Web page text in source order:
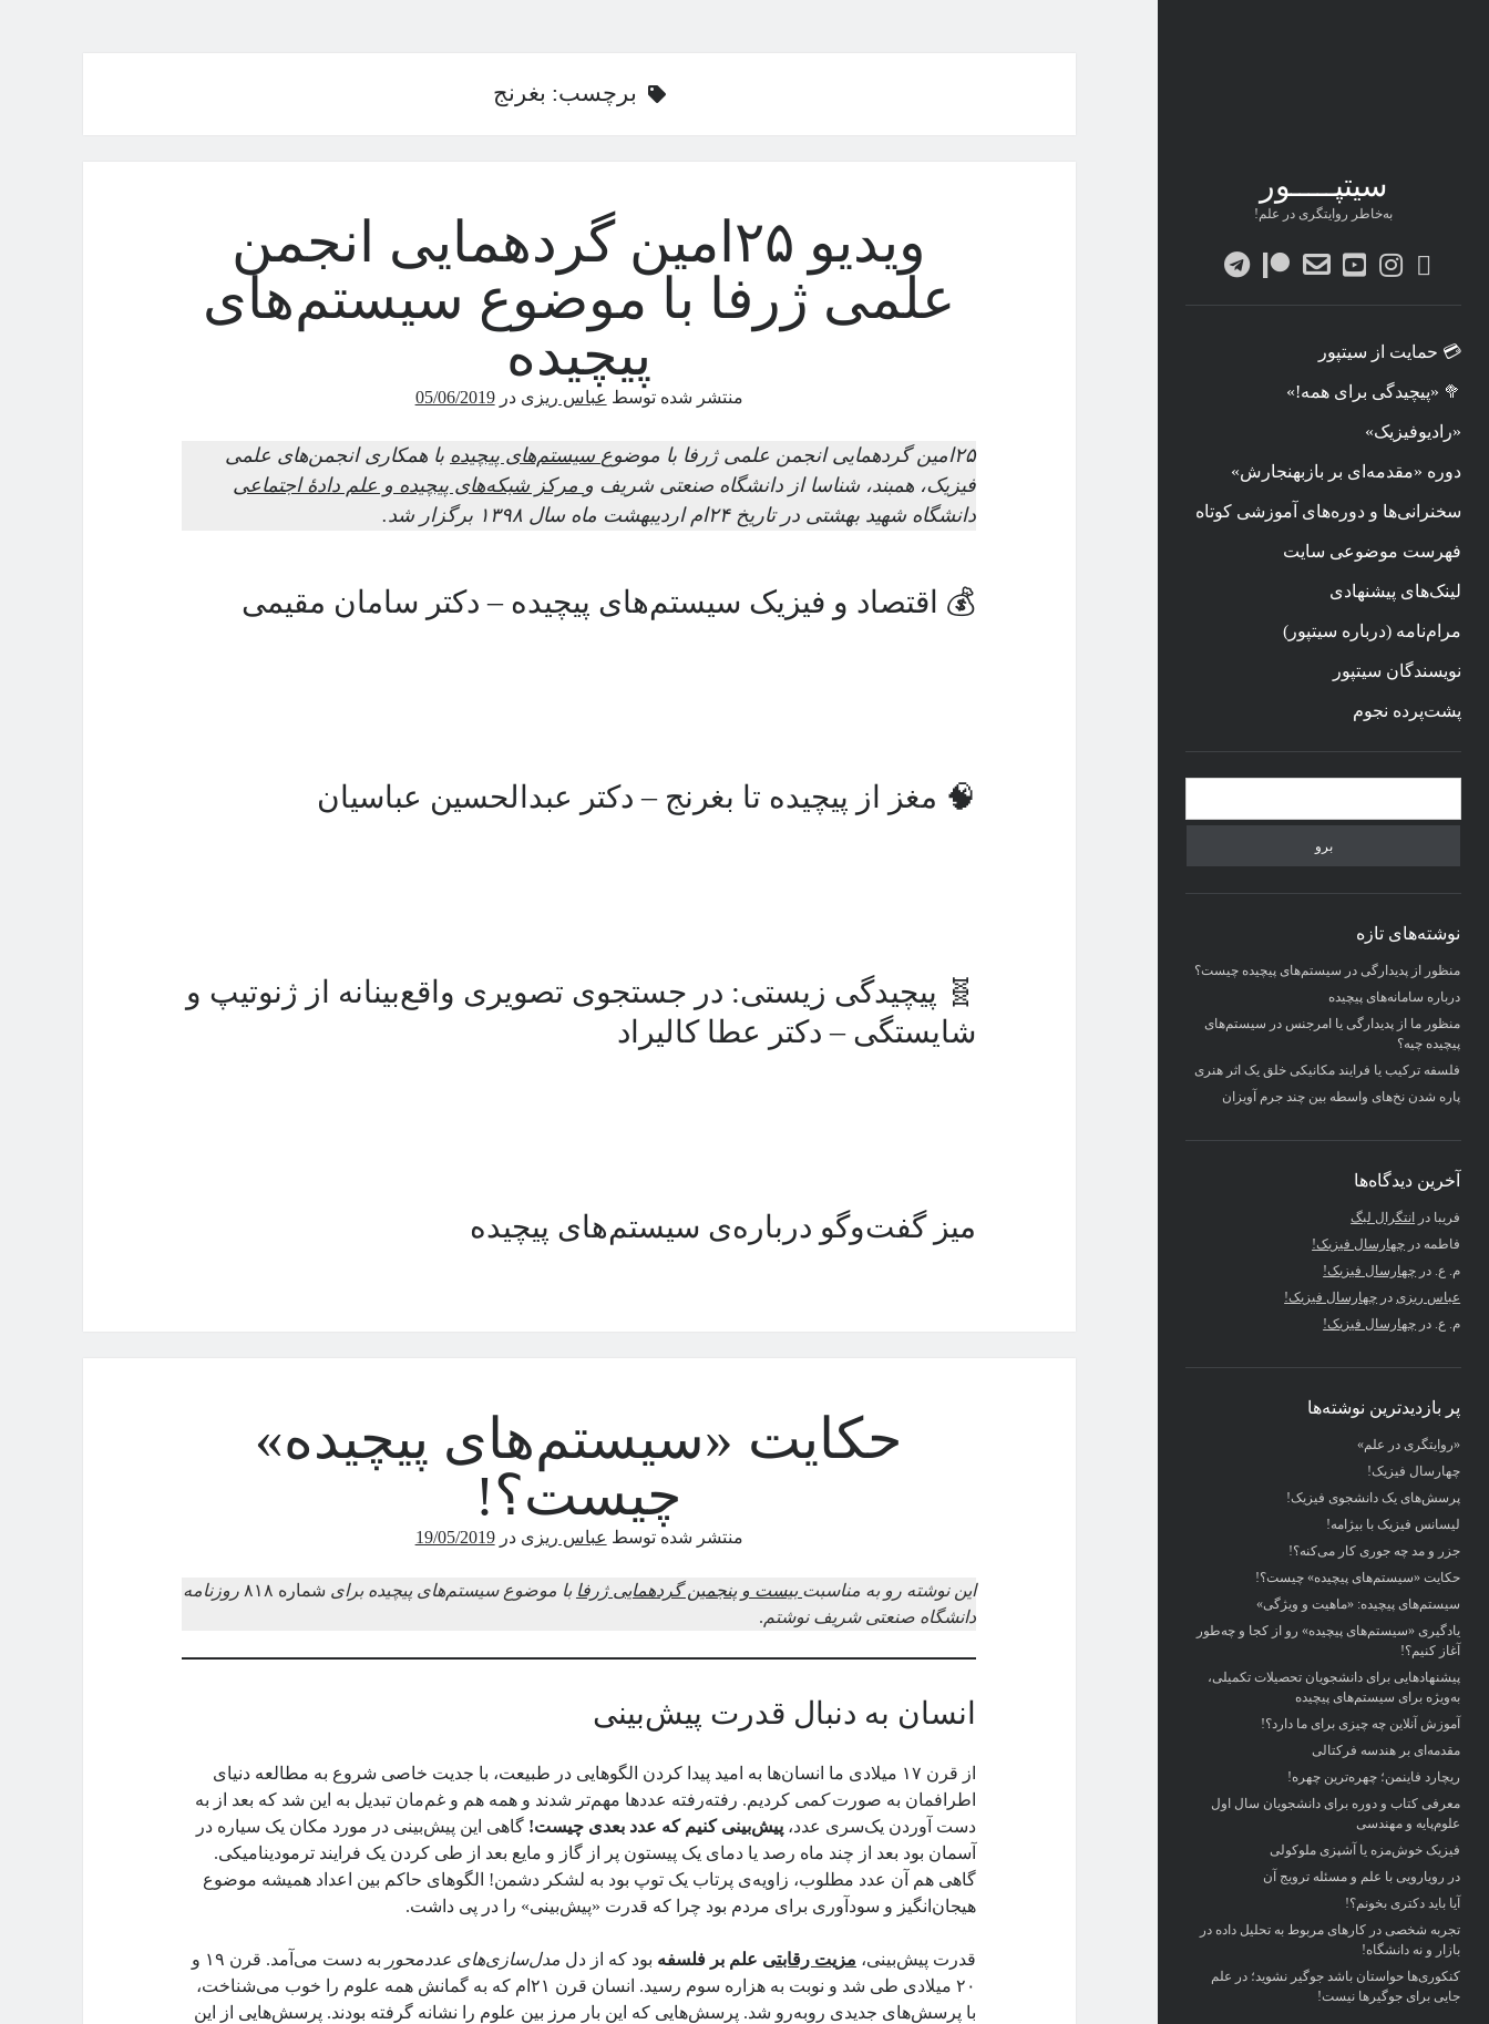
سیتپـــــور
به‌خاطر روایتگری در علم!
twitter
instagram
youtube
پستpatreon
telegram
💳 حمایت از سیتپور
🥦 «پیچیدگی برای همه!»
«رادیوفیزیک»
دوره «مقدمه‌ای بر بازبهنجارش»
سخنرانی‌ها و دوره‌های آموزشی کوتاه
فهرست موضوعی سایت
لینک‌های پیشنهادی
مرام‌نامه (درباره سیتپور)
نویسندگان سیتپور
پشت‌پرده نجوم
نوار
کناری
نوشته‌های تازه
منظور از پدیدارگی در سیستم‌های پیچیده چیست؟
درباره سامانه‌های پیچیده
منظور ما از پدیدارگی یا امرجنس در سیستم‌های
پیچیده چیه؟
فلسفه ترکیب یا فرایند مکانیکی خلق یک اثر هنری
پاره شدن نخ‌های واسطه بین چند جرم آویزان
آخرین دیدگاه‌ها
فریبا در
انتگرال لبگ
فاطمه در چهارسال فیزیک!
م. ع. در چهارسال فیزیک!
عباس ریزیدر چهارسال فیزیک!
م. ع. در چهارسال فیزیک!
پر بازدیدترین نوشته‌ها
«روایتگری در علم»
چهارسال فیزیک!
پرسش‌های یک دانشجوی فیزیک!
لیسانس فیزیک با بیژامه!
جزر و مد چه جوری کار می‌کنه؟!
حکایت «سیستم‌های پیچیده» چیست؟!
سیستم‌های پیچیده: «ماهیت و ویژگی‌»
یادگیری «سیستم‌های پیچیده» رو از کجا و چه‌طور
آغاز کنیم؟!
پیشنهادهایی برای دانشجویان تحصیلات تکمیلی،
به‌ویژه برای سیستم‌های پیچیده
آموزش آنلاین چه چیزی برای ما دارد؟!
مقدمه‌ای بر هندسه فرکتالی
ریچارد فاینمن؛ چهره‌ترین چهره!
معرفی کتاب و دوره برای دانشجویان سال اول
علوم‌پایه و مهندسی
فیزیک خوش‌مزه یا آشپزی ملوکولی
در رویارویی با علم و مسئله ترویج آن
آیا باید دکتری بخونم؟!
تجربه شخصی در کارهای مربوط به تحلیل داده در
بازار و نه دانشگاه!
کنکوری‌ها حواستان باشد جوگیر نشوید؛ در علم
جایی برای جوگیرها نیست!
برچسب: بغرنج
ویدیو ۲۵امین گردهمایی انجمن
علمی ژرفا با موضوع سیستم‌های
پیچیده
منتشر شده توسط عباس ریزی در05/06/2019
۲۵امین گردهمایی انجمن علمی ژرفا با موضوع سیستم‌های پیچیده با همکاری انجمن‌های علمی
فیزیک، همبند، شناسا از دانشگاه صنعتی شریف و مرکز شبکه‌های پیچیده و علم دادهٔ اجتماعی
دانشگاه شهید بهشتی در تاریخ ۲۴ام اردیبهشت ماه سال ۱۳۹۸ برگزار شد.
💰 اقتصاد و فیزیک سیستم‌های پیچیده – دکتر سامان مقیمی
🧠 مغز از پیچیده تا بغرنج – دکتر عبدالحسین عباسیان
🧬 پیچیدگی زیستی: در جستجوی تصویری واقع‌بینانه از ژنوتیپ و
شایستگی – دکتر عطا کالیراد
میز گفت‌وگو درباره‌ی سیستم‌های پیچیده
حکایت «سیستم‌های پیچیده»
چیست؟!
منتشر شده توسط عباس ریزی در19/05/2019
این نوشته رو به مناسبت بیست و پنجمین گردهمایی ژرفا با موضوع سیستم‌های پیچیده برای شماره ۸۱۸
روزنامه
دانشگاه صنعتی شریف نوشتم.
انسان به دنبال قدرت پیش‌بینی
از قرن ۱۷ میلادی ما انسان‌ها به امید پیدا کردن الگوهایی در طبیعت، با جدیت خاصی شروع به مطالعه دنیای
اطرافمان به صورتکمی کردیم. رفته‌رفته عددها مهم‌تر شدند و همه هم‌ و غم‌مان تبدیل به این شد که بعد از به
دست آوردن یک‌سری عدد،پیش‌بینی کنیم که عدد بعدی چیست! گاهی این پیش‌بینی در مورد مکان یک سیاره در
آسمان بود بعد از چند ماه رصد یا دمای یک پیستون پر از گاز و مایع بعد از طی کردن یک فرایند ترمودینامیکی.
گاهی هم آن عدد مطلوب، زاویه‌ی پرتاب یک توپ بود به لشکر دشمن! الگوهای حاکم بین اعداد همیشه موضوع
هیجان‌انگیز و سودآوری برای مردم بود چرا که قدرت «پیش‌بینی» را در پی داشت.
قدرت پیش‌بینی، مزیت رقابتی علم بر فلسفه بود که از دل مدل‌سازی‌های عددمحور
به دست می‌آمد. قرن ۱۹ و
۲۰ میلادی طی شد و نوبت به هزاره سوم رسید. انسان قرن ۲۱ام که به گمانش همه علوم را خوب می‌شناخت،
با پرسش‌های جدیدی روبه‌رو شد. پرسش‌هایی که این بار مرز بین علوم را نشانه گرفته بودند. پرسش‌هایی از این